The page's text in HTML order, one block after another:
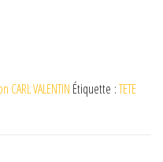
VALENTIN Étiquette :TETE